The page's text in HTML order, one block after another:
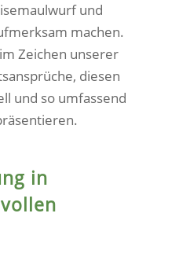
und
machen.
Zeichen unserer
diesen
und so umfassend
in